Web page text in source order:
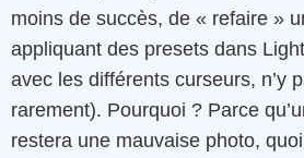
moins de succès, de « refaire »
appliquant des presets dans
avec les différents curseurs, n’y
rarement). Pourquoi ? Parce
restera une mauvaise photo,